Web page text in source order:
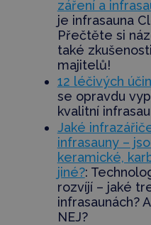
záření a
je infrasauna
Přečtěte si
také
majitelů!
12 léčivých
se opravdu
kvalitní
Jaké
infrasauny –
keramické,
jiné?:
rozvíjí – jaké
infrasaunách?
NEJ?